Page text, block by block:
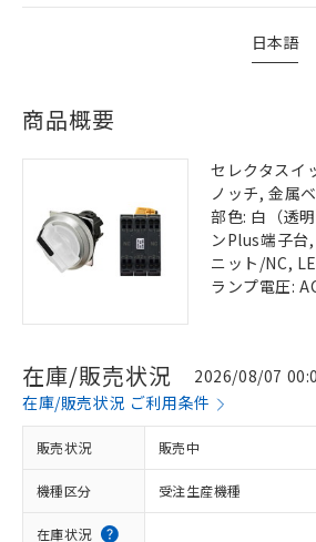
日本語
商品概要
セレクタスイ
ノッチ, 金属
部色: 白（透
ンPlus端子台
ニット/NC,
ランプ電圧:
在庫/販売状況
2026/08/07
在庫/販売状況 ご利用条件
販売状況 販売中
機種区分 受注生産機種
在庫状況